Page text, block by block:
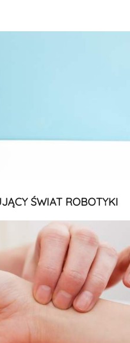
ŚWIAT ROBOTYKI